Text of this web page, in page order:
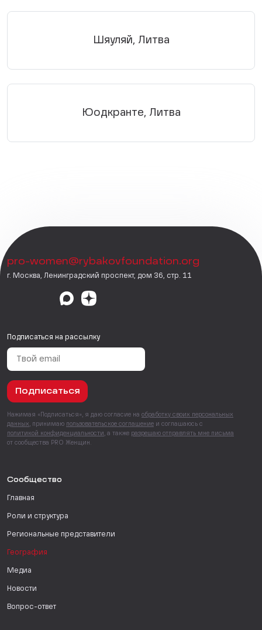
Шяуляй, Литва
Юодкранте, Литва
pro-women@rybakovfoundation.org
г. Москва, Ленинградский проспект, дом 36, стр. 11
Подписаться на рассылку
Подписаться
Нажимая «Подписаться», я даю согласие на обработку своих персональных
данных , принимаю пользовательское соглашение и соглашаюсь с
политикой конфиденциальности , а также разрешаю отправлять мне письма
от сообщества PRO Женщин.
Сообщество
Главная
Роли и структура
Региональные представители
География
Медиа
Новости
Вопрос-ответ